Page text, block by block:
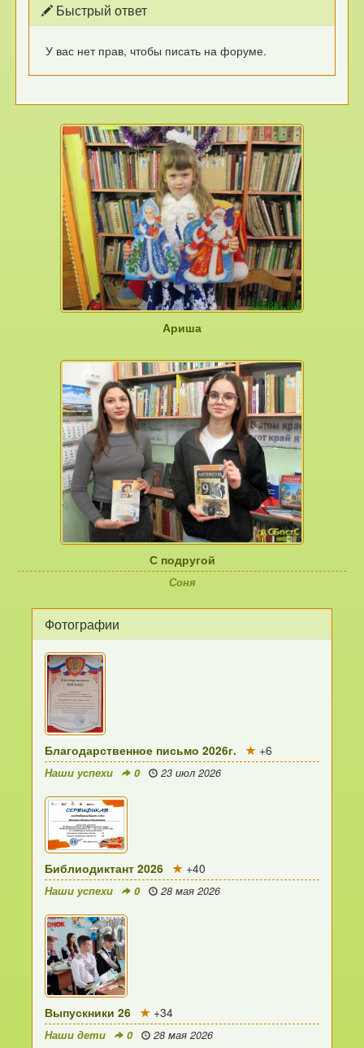
Быстрый ответ
У вас нет прав, чтобы писать на форуме.
Ариша
С подругой
Соня
Фотографии
Благодарственное письмо 2026г. +6
Наши успехи 0 23 июл 2026
Библиодиктант 2026 +40
Наши успехи 0 28 мая 2026
Выпускники 26 +34
Наши дети 0 28 мая 2026